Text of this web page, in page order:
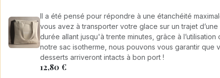
Il a été pensé pour répondre à une étanchéité
vous avez à transporter votre glace sur un trajet d’une
durée allant jusqu'à trente minutes, grâce à l’utilisation
notre sac isotherme, nous pouvons vous garantir que
desserts arriveront intacts à bon port !
12,80 €